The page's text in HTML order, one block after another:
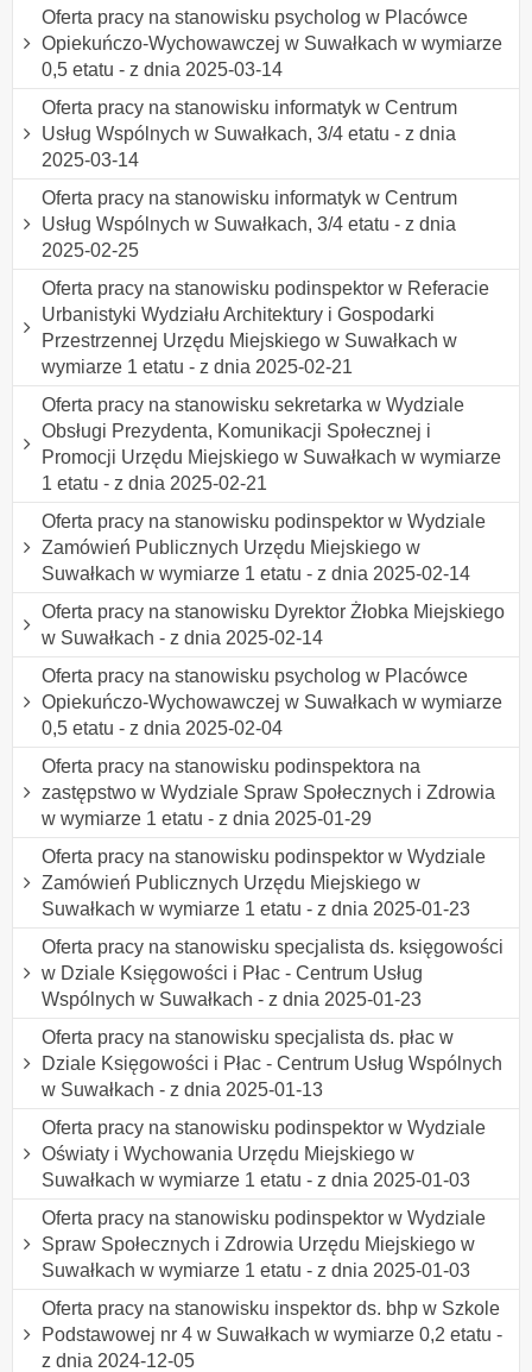
Oferta pracy na stanowisku psycholog w Placówce
Opiekuńczo-Wychowawczej w Suwałkach w wymiarze
0,5 etatu - z dnia 2025-03-14
Oferta pracy na stanowisku informatyk w Centrum
Usług Wspólnych w Suwałkach, 3/4 etatu - z dnia
2025-03-14
Oferta pracy na stanowisku informatyk w Centrum
Usług Wspólnych w Suwałkach, 3/4 etatu - z dnia
2025-02-25
Oferta pracy na stanowisku podinspektor w Referacie
Urbanistyki Wydziału Architektury i Gospodarki
Przestrzennej Urzędu Miejskiego w Suwałkach w
wymiarze 1 etatu - z dnia 2025-02-21
Oferta pracy na stanowisku sekretarka w Wydziale
Obsługi Prezydenta, Komunikacji Społecznej i
Promocji Urzędu Miejskiego w Suwałkach w wymiarze
1 etatu - z dnia 2025-02-21
Oferta pracy na stanowisku podinspektor w Wydziale
Zamówień Publicznych Urzędu Miejskiego w
Suwałkach w wymiarze 1 etatu - z dnia 2025-02-14
Oferta pracy na stanowisku Dyrektor Żłobka Miejskiego
w Suwałkach - z dnia 2025-02-14
Oferta pracy na stanowisku psycholog w Placówce
Opiekuńczo-Wychowawczej w Suwałkach w wymiarze
0,5 etatu - z dnia 2025-02-04
Oferta pracy na stanowisku podinspektora na
zastępstwo w Wydziale Spraw Społecznych i Zdrowia
w wymiarze 1 etatu - z dnia 2025-01-29
Oferta pracy na stanowisku podinspektor w Wydziale
Zamówień Publicznych Urzędu Miejskiego w
Suwałkach w wymiarze 1 etatu - z dnia 2025-01-23
Oferta pracy na stanowisku specjalista ds. księgowości
w Dziale Księgowości i Płac - Centrum Usług
Wspólnych w Suwałkach - z dnia 2025-01-23
Oferta pracy na stanowisku specjalista ds. płac w
Dziale Księgowości i Płac - Centrum Usług Wspólnych
w Suwałkach - z dnia 2025-01-13
Oferta pracy na stanowisku podinspektor w Wydziale
Oświaty i Wychowania Urzędu Miejskiego w
Suwałkach w wymiarze 1 etatu - z dnia 2025-01-03
Oferta pracy na stanowisku podinspektor w Wydziale
Spraw Społecznych i Zdrowia Urzędu Miejskiego w
Suwałkach w wymiarze 1 etatu - z dnia 2025-01-03
Oferta pracy na stanowisku inspektor ds. bhp w Szkole
Podstawowej nr 4 w Suwałkach w wymiarze 0,2 etatu -
z dnia 2024-12-05